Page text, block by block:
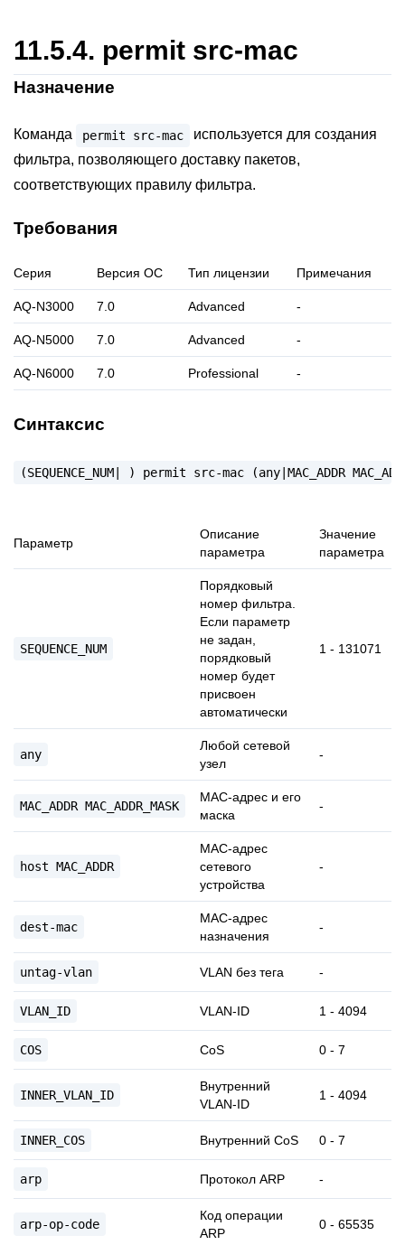
11.5.4. permit src-mac
Назначение
Команда permit src-mac
используется для создания
фильтра, позволяющего доставку пакетов,
соответствующих правилу фильтра.
Требования
Серия Версия ОС Тип лицензии Примечания
AQ-N3000 7.0 Advanced -
AQ-N5000 7.0 Advanced -
AQ-N6000 7.0 Professional -
Синтаксис
(SEQUENCE_NUM| ) permit src-mac (any|MAC_ADDR
Параметр
Описание
параметра
Значение
параметра
SEQUENCE_NUM
Порядковый
номер фильтра.
Если параметр
не задан,
порядковый
номер будет
присвоен
автоматически
1 - 131071
any
Любой сетевой
узел
-
MAC_ADDR MAC_ADDR_MASK
MAC-адрес и его
маска
-
host MAC_ADDR
MAC-адрес
сетевого
устройства
-
dest-mac
MAC-адрес
назначения
-
untag-vlan VLAN без тега -
VLAN_ID VLAN-ID 1 - 4094
COS CoS 0 - 7
INNER_VLAN_ID
Внутренний
VLAN-ID
1 - 4094
INNER_COS Внутренний CoS 0 - 7
arp Протокол ARP -
arp-op-code
Код операции
ARP
0 - 65535